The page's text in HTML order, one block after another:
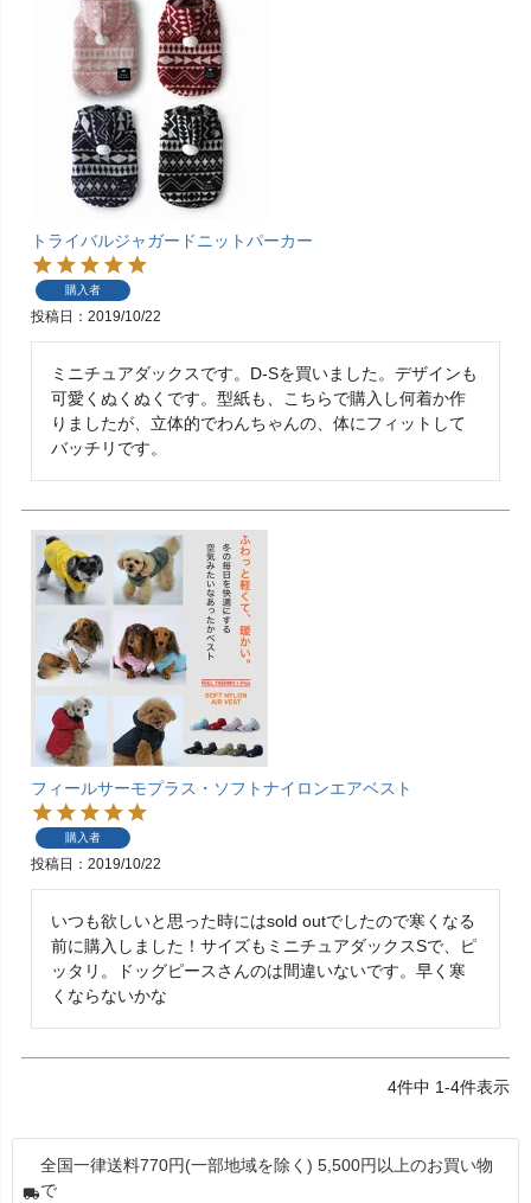
トライバルジャガードニットパーカー
購入者
投稿日 2019/10/22
ミニチュアダックスです。D-Sを買いました。デザインも
可愛くぬくぬくです。型紙も、こちらで購入し何着か作
りましたが、立体的でわんちゃんの、体にフィットして
バッチリです。
フィールサーモプラス・ソフトナイロンエアベスト
購入者
投稿日 2019/10/22
いつも欲しいと思った時にはsold outでしたので寒くなる
前に購入しました！サイズもミニチュアダックスSで、ピ
ッタリ。ドッグピースさんのは間違いないです。早く寒
くならないかな
4件中 1-4件表示
全国一律送料770円(一部地域を除く) 5,500円以上のお買い物
で